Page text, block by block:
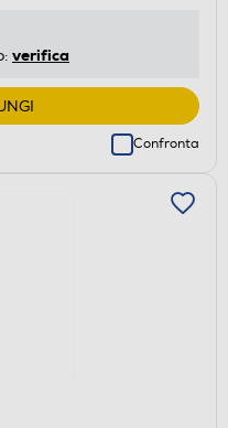
verifica
Confronta